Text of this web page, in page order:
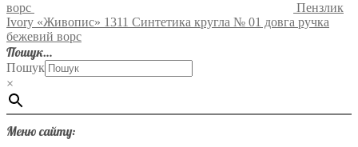
ворс
Пензлик
Ivory «Живопис» 1311 Синтетика кругла № 01 довга ручка
бежевий ворс
Пошук…
Пошук
×
Меню сайту: